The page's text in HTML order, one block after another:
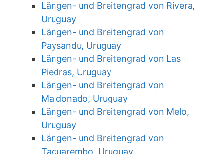
Längen- und Breitengrad von Rivera,
Uruguay
Längen- und Breitengrad von
Paysandu, Uruguay
Längen- und Breitengrad von Las
Piedras, Uruguay
Längen- und Breitengrad von
Maldonado, Uruguay
Längen- und Breitengrad von Melo,
Uruguay
Längen- und Breitengrad von
Tacuarembo, Uruguay